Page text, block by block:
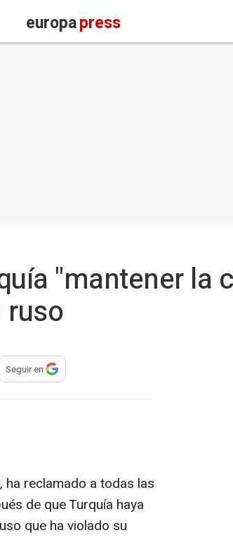
europapress
"mantener la
ruso
para compartir
Seguir en
ha reclamado a todas las
de que Turquía haya
que ha violado su